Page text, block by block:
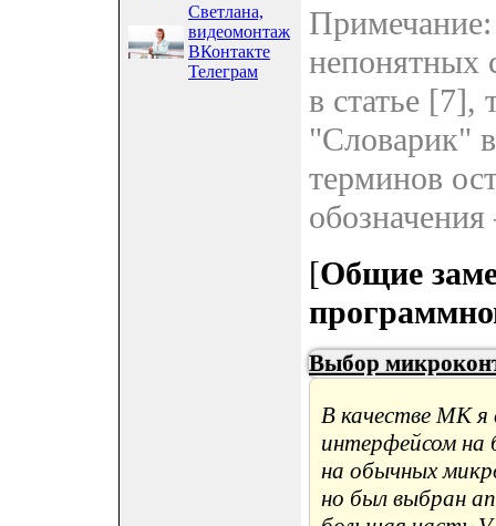
Светлана,
видеомонтаж
ВКонтакте
Телеграм
непонятных
в статье [7],
"Словарик"
терминов
[Общие
Выбор
В качестве МК
интерфейсом на
на обычных
но был выбран